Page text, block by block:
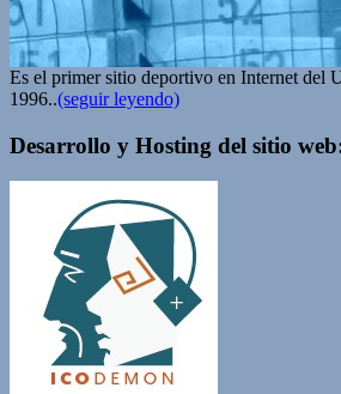
Es el primer sitio deportivo en Internet del
1996..(seguir leyendo)
Desarrollo y Hosting del sitio